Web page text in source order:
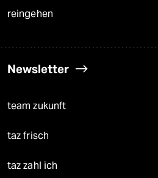
reingehen
Newsletter
team zukunft
taz frisch
taz zahl ich